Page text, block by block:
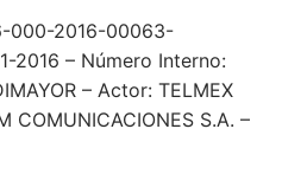
000-2016-00063-
2016 – Número Interno:
– Actor: TELMEX
COMUNICACIONES S.A. –